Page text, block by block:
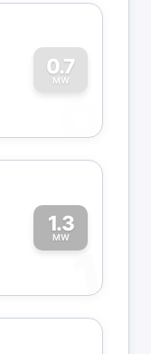
0.7
MW
0
1.3
MW
1